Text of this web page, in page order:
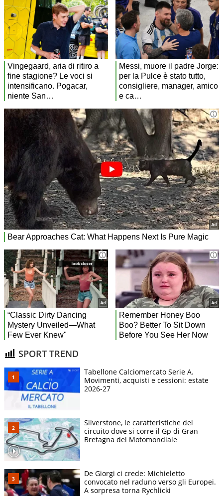
SPORT TREND
Tabellone Calciomercato Serie A.
Movimenti, acquisti e cessioni: estate
2026-27
Silverstone, le caratteristiche del
circuito dove si corre il Gp di Gran
Bretagna del Motomondiale
De Giorgi ci crede: Michieletto
convocato nel raduno verso gli Europei.
A sorpresa torna Rychlicki